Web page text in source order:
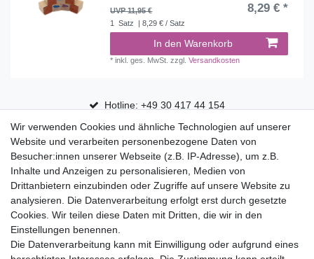
UVP 11,95 € 8,29 € *
1 Satz | 8,29 € / Satz
In den Warenkorb
*inkl. ges. MwSt. zzgl.Versandkosten
Hotline: +49 30 417 44 154
30 Tage Rückgaberecht
Versandfrei ab 75 € in Deutschland
Top Marken
Eduplay
Folia Bringmann
Shop
Wir verwenden Cookies und ähnliche Technologien auf unserer
Website und verarbeiten personenbezogene Daten von
Besucher:innen unserer Webseite (z.B. IP-Adresse), um z.B.
Inhalte und Anzeigen zu personalisieren, Medien von
Drittanbietern einzubinden oder Zugriffe auf unsere Website zu
analysieren. Die Datenverarbeitung erfolgt erst durch gesetzte
Cookies. Wir teilen diese Daten mit Dritten, die wir in den
Einstellungen benennen.
Die Datenverarbeitung kann mit Einwilligung oder aufgrund eines